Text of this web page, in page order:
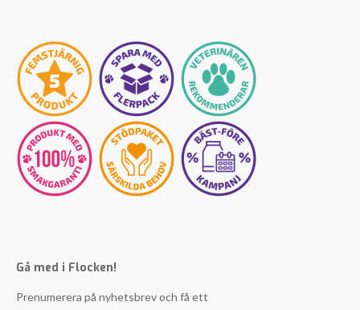
Gå med i Flocken!
Prenumerera på nyhetsbrev och få ett